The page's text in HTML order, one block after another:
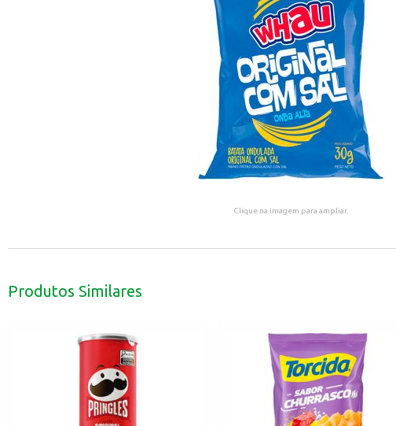
Clique na imagem para ampliar.
Produtos Similares